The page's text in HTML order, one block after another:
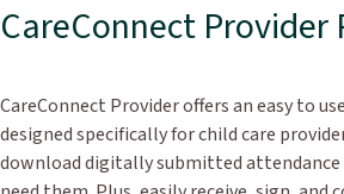
CareConnect Provider
CareConnect Provider offers an easy to
designed specifically for child care
download digitally submitted attendance